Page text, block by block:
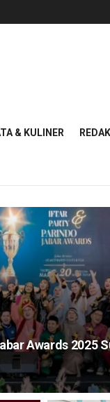
& KULINER
Awards 2025